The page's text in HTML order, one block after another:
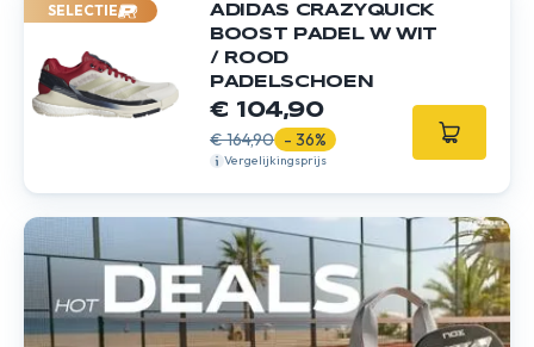
SELECTIE
ADIDAS CRAZYQUICK
BOOST PADEL W WIT
/ ROOD
PADELSCHOEN
€ 104,90
€ 164,90 - 36%
Vergelijkingsprijs